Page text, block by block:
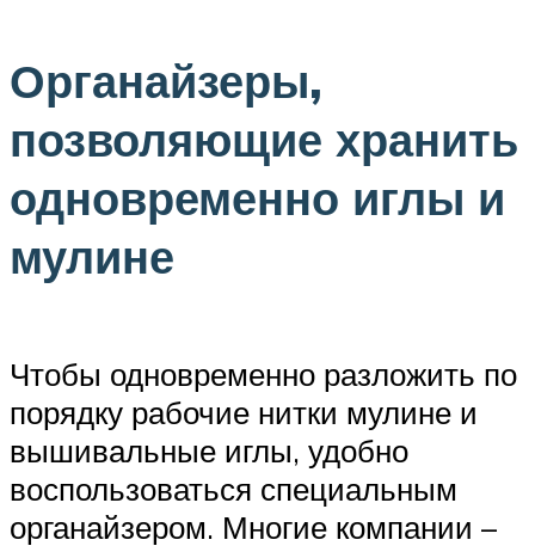
Органайзеры,
позволяющие хранить
одновременно иглы и
мулине
Чтобы одновременно разложить по
порядку рабочие нитки мулине и
вышивальные иглы, удобно
воспользоваться специальным
органайзером. Многие компании –